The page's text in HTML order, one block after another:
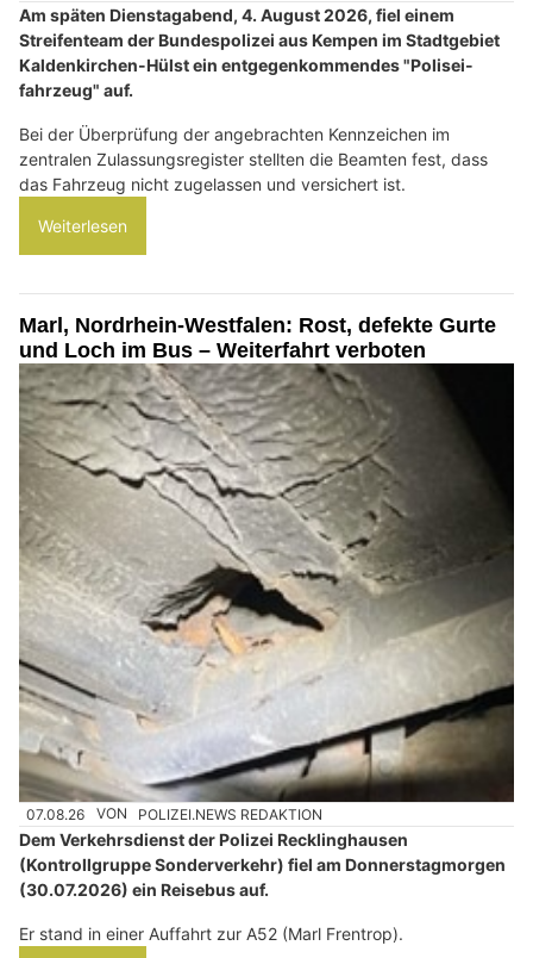
Am späten Dienstagabend, 4. August 2026, fiel einem
Streifenteam der Bundespolizei aus Kempen im Stadtgebiet
Kaldenkirchen-Hülst ein entgegenkommendes "Polisei-
fahrzeug" auf.
Bei der Überprüfung der angebrachten Kennzeichen im
zentralen Zulassungsregister stellten die Beamten fest, dass
das Fahrzeug nicht zugelassen und versichert ist.
Weiterlesen
Marl, Nordrhein-Westfalen: Rost, defekte Gurte
und Loch im Bus – Weiterfahrt verboten
07.08.26 VON POLIZEI.NEWS REDAKTION
Dem Verkehrsdienst der Polizei Recklinghausen
(Kontrollgruppe Sonderverkehr) fiel am Donnerstagmorgen
(30.07.2026) ein Reisebus auf.
Er stand in einer Auffahrt zur A52 (Marl Frentrop).